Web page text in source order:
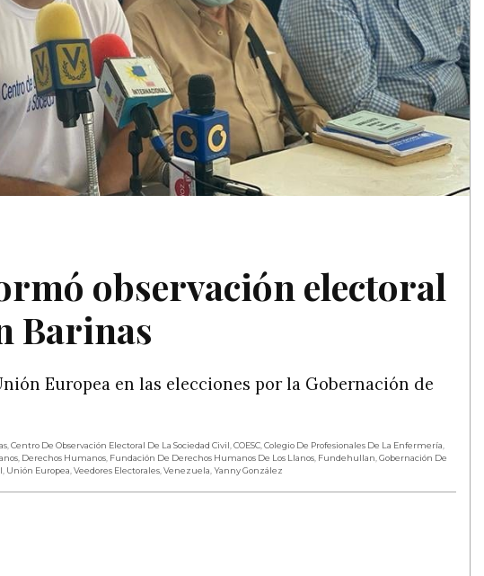
observación electoral
Barinas
Europea en las elecciones por la Gobernación de
,Centro De Observación Electoral De La Sociedad Civil,COESC,Colegio De Profesionales De La Enfermería,
, Derechos Humanos, Fundación De Derechos Humanos De Los Llanos, Fundehullan,Gobernación De
, Unión Europea,Veedores Electorales,Venezuela,Yanny González